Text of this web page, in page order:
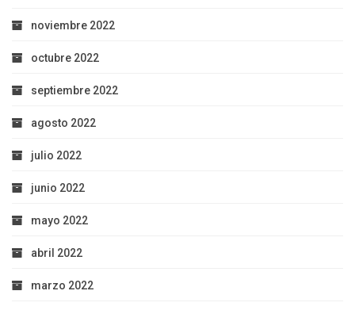
noviembre 2022
octubre 2022
septiembre 2022
agosto 2022
julio 2022
junio 2022
mayo 2022
abril 2022
marzo 2022